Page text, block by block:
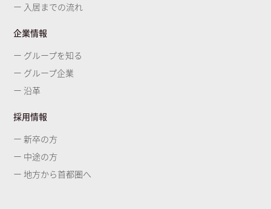
ー 入居までの流れ
企業情報
ー グループを知る
ー グループ企業
ー 沿革
採用情報
ー 新卒の方
ー 中途の方
ー 地方から首都圏へ